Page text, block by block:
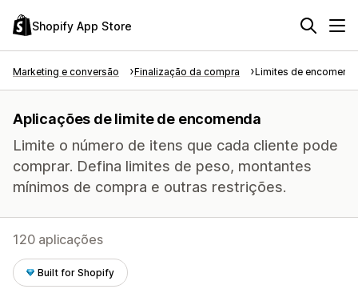
Shopify App Store
Marketing e conversão Finalização da compra Limites de
Aplicações de limite de encomenda
Limite o número de itens que cada cliente pode
comprar. Defina limites de peso, montantes
mínimos de compra e outras restrições.
120 aplicações
Built for Shopify